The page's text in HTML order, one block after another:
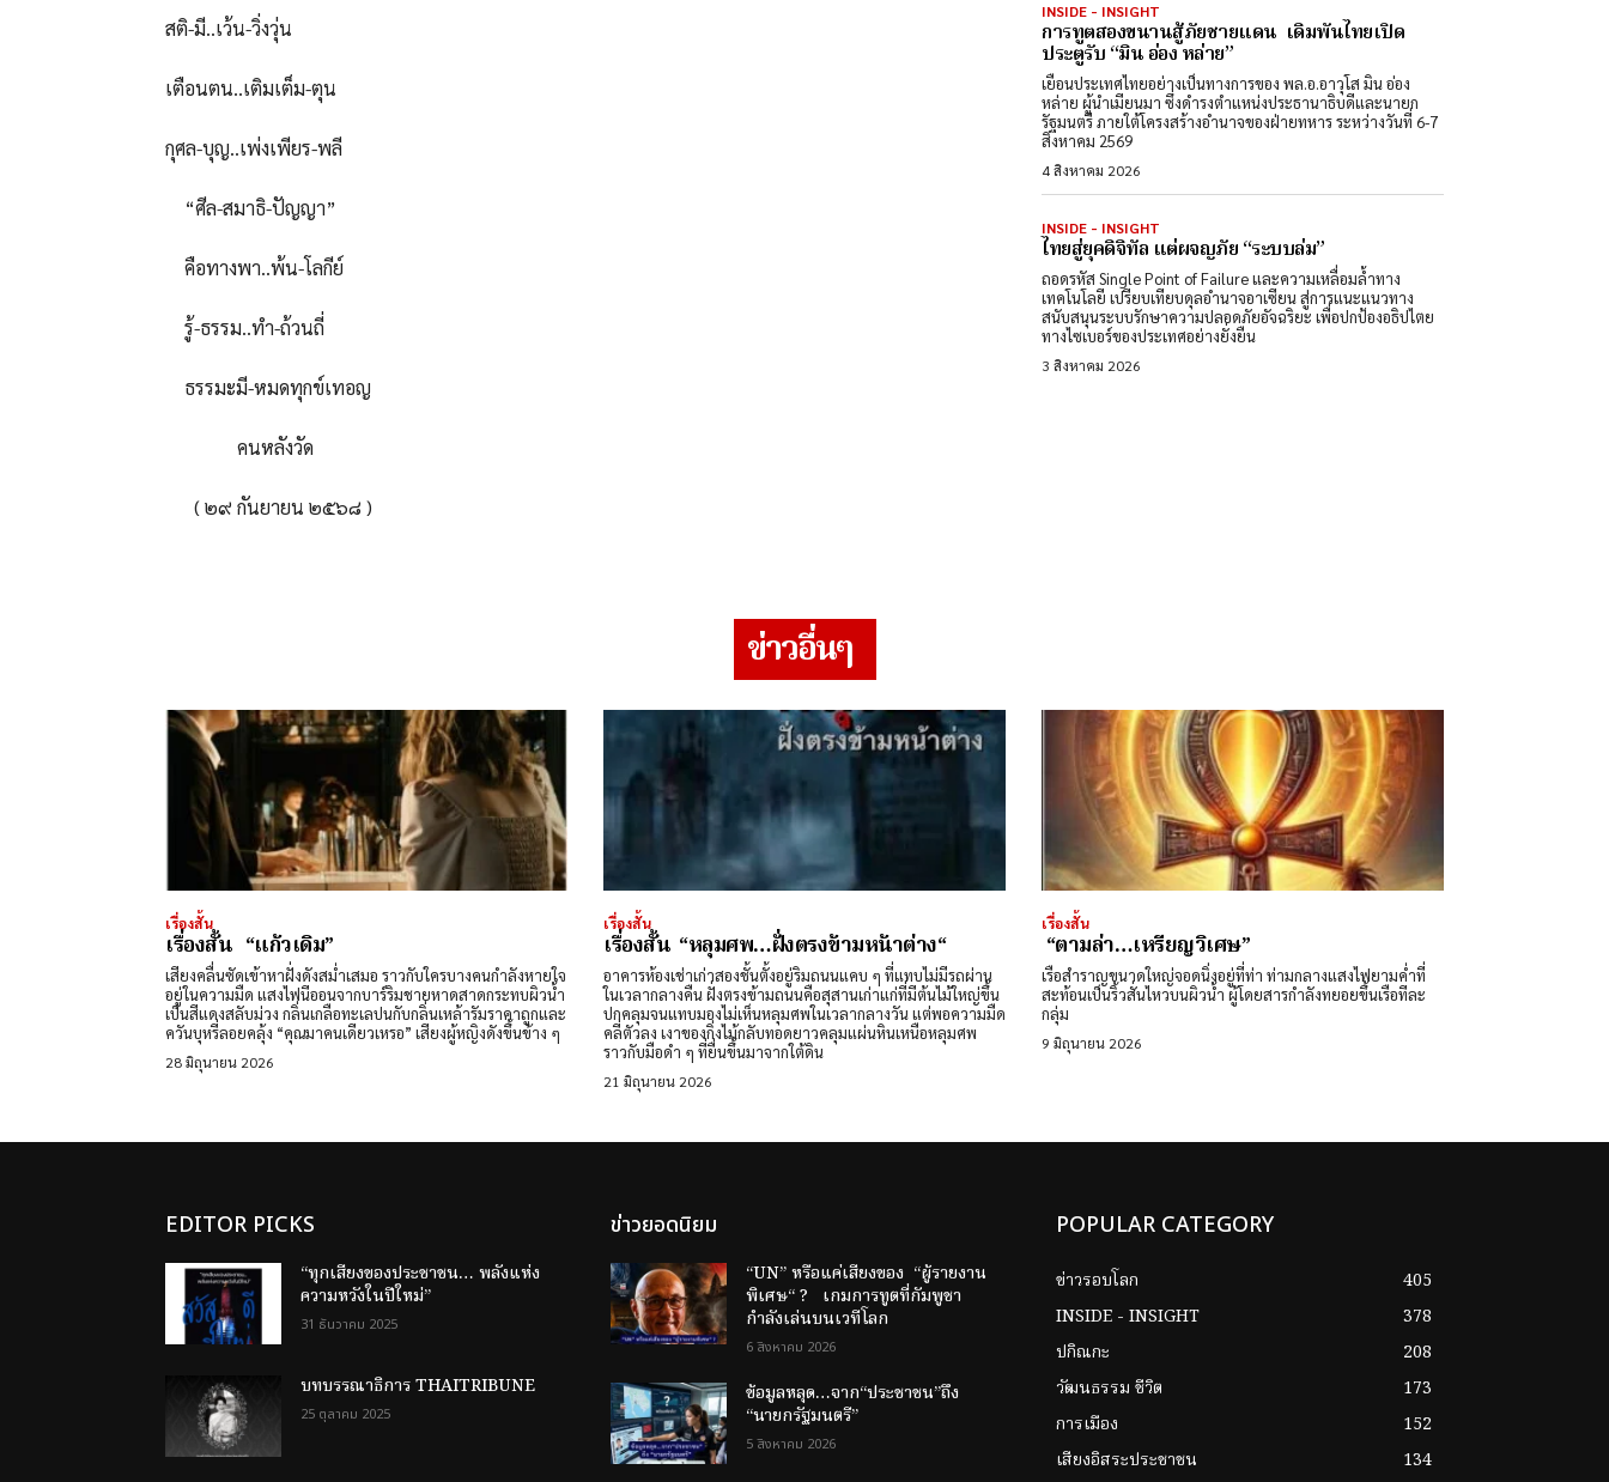
สติ-มี..เว้น-วิ่งวุ่น
เตือนตน..เติมเต็ม-ตุน
กุศล-บุญ..เพ่งเพียร-พลี
“ศีล-สมาธิ-ปัญญา”
คือทางพา..พ้น-โลกีย์
รู้-ธรรม..ทำ-ถ้วนถี่
ธรรมะมี-หมดทุกข์เทอญ
คนหลังวัด
( ๒๙ กันยายน ๒๕๖๘ )
INSIDE - INSIGHT
การทูตสองขนานสู้ภัยชายแดน เดิมพันไทยเปิด
ประตูรับ “มิน อ่อง หล่าย”
เยือนประเทศไทยอย่างเป็นทางการของ พล.อ.อาวุโส มิน อ่อง
หล่าย ผู้นำเมียนมา ซึ่งดำรงตำแหน่งประธานาธิบดีและนายก
รัฐมนตรี ภายใต้โครงสร้างอำนาจของฝ่ายทหาร ระหว่างวันที่ 6-7
สิงหาคม 2569
4 สิงหาคม 2026
INSIDE - INSIGHT
ไทยสู่ยุคดิจิทัล แต่ผจญภัย “ระบบล่ม”
ถอดรหัส Single Point of Failure และความเหลื่อมล้ำทาง
เทคโนโลยี เปรียบเทียบดุลอำนาจอาเซียน สู่การแนะแนวทาง
สนับสนุนระบบรักษาความปลอดภัยอัจฉริยะ เพื่อปกป้องอธิปไตย
ทางไซเบอร์ของประเทศอย่างยั่งยืน
3 สิงหาคม 2026
ข่าวอื่นๆ
เรื่องสั้น
เรื่องสั้น “แก้วเดิม”
เสียงคลื่นซัดเข้าหาฝั่งดังสม่ำเสมอ ราวกับใครบางคนกำลังหายใจ
อยู่ในความมืด แสงไฟนีออนจากบาร์ริมชายหาดสาดกระทบผิวน้ำ
เป็นสีแดงสลับม่วง กลิ่นเกลือทะเลปนกับกลิ่นเหล้ารัมราคาถูกและ
ควันบุหรี่ลอยคลุ้ง “คุณมาคนเดียวเหรอ” เสียงผู้หญิงดังขึ้นข้าง ๆ
28 มิถุนายน 2026
เรื่องสั้น
เรื่องสั้น “หลุมศพ…ฝั่งตรงข้ามหน้าต่าง“
อาคารห้องเช่าเก่าสองชั้นตั้งอยู่ริมถนนแคบ ๆ ที่แทบไม่มีรถผ่าน
ในเวลากลางคืน ฝั่งตรงข้ามถนนคือสุสานเก่าแก่ที่มีต้นไม้ใหญ่ขึ้น
ปกคลุมจนแทบมองไม่เห็นหลุมศพในเวลากลางวัน แต่พอความมืด
คลี่ตัวลง เงาของกิ่งไม้กลับทอดยาวคลุมแผ่นหินเหนือหลุมศพ
ราวกับมือดำ ๆ ที่ยื่นขึ้นมาจากใต้ดิน
21 มิถุนายน 2026
เรื่องสั้น
“ตามล่า…เหรียญวิเศษ”
เรือสำราญขนาดใหญ่จอดนิ่งอยู่ที่ท่า ท่ามกลางแสงไฟยามค่ำที่
สะท้อนเป็นริ้วสั่นไหวบนผิวน้ำ ผู้โดยสารกำลังทยอยขึ้นเรือทีละ
กลุ่ม
9 มิถุนายน 2026
EDITOR PICKS
“ทุกเสียงของประชาชน… พลังแห่ง
ความหวังในปีใหม่”
31 ธันวาคม 2025
บทบรรณาธิการ THAITRIBUNE
25 ตุลาคม 2025
ข่าวยอดนิยม
“UN” หรือแค่เสียงของ “ผู้รายงาน
พิเศษ“ ? เกมการทูตที่กัมพูชา
กำลังเล่นบนเวทีโลก
6 สิงหาคม 2026
ข้อมูลหลุด…จาก“ประชาชน”ถึง
“นายกรัฐมนตรี”
5 สิงหาคม 2026
POPULAR CATEGORY
ข่าวรอบโลก
405
INSIDE - INSIGHT
378
ปกิณกะ
208
วัฒนธรรม ชีวิต
173
การเมือง
152
เสียงอิสระประชาชน
134